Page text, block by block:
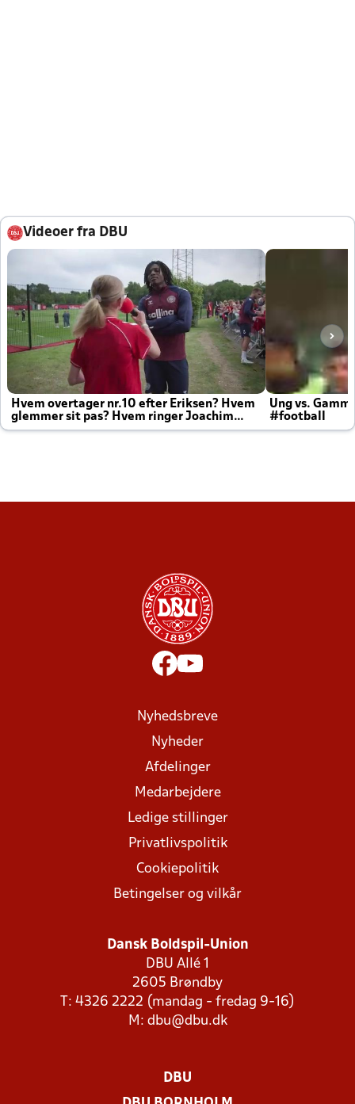
Videoer fra DBU
Hvem overtager nr.10 efter Eriksen? Hvem
glemmer sit pas? Hvem ringer Joachim
altid til efter kampe?
Ung vs.
#football
Nyhedsbreve
Nyheder
Afdelinger
Medarbejdere
Ledige stillinger
Privatlivspolitik
Cookiepolitik
Betingelser og vilkår
Dansk Boldspil-Union
DBU Allé 1
2605 Brøndby
T: 4326 2222 (mandag - fredag 9-16)
M: dbu@dbu.dk
DBU